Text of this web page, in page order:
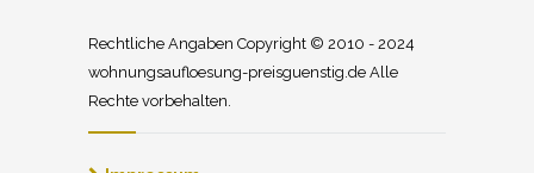
Rechtliche Angaben Copyright © 2010 - 2024
wohnungsaufloesung-preisguenstig.de Alle
Rechte vorbehalten.